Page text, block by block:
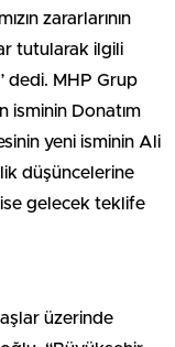
zararlarının
tutularak ilgili
dedi. MHP Grup
isminin Donatım
yeni isminin Ali
düşüncelerine
gelecek teklife
üzerinde